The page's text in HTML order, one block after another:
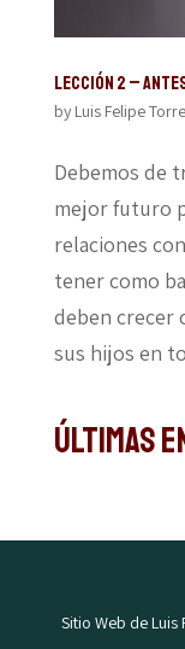
Lección 2 –
by Luis Felipe
Debemos de
mejor futuro
relaciones
tener como
deben crecer
sus hijos en
Últimas
Sitio Web de